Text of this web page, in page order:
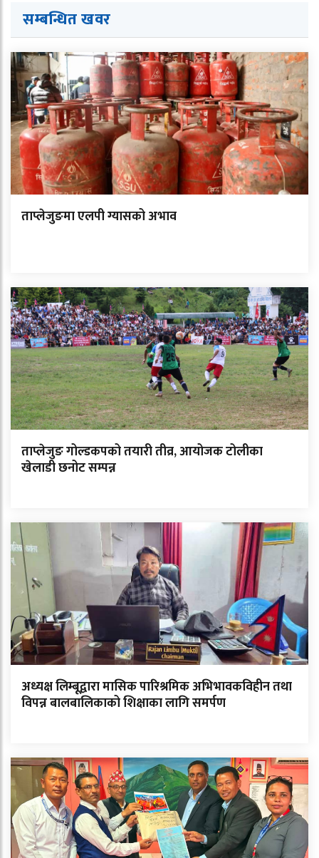
सम्बन्धित खवर
ताप्लेजुङमा एलपी ग्यासको अभाव
ताप्लेजुङ गोल्डकपको तयारी तीव्र, आयोजक टोलीका
खेलाडी छनोट सम्पन्न
अध्यक्ष लिम्बूद्वारा मासिक पारिश्रमिक अभिभावकविहीन तथा
विपन्न बालबालिकाको शिक्षाका लागि समर्पण